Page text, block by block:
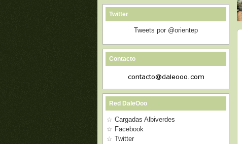
Twitter
Tweets por @orientep
Contacto
Red DaleOoo
Cargadas Albiverdes
Facebook
Twitter